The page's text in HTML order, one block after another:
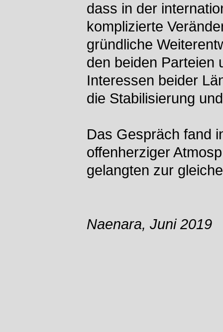
dass in der
komplizierte
gründliche
den beiden Parteien
Interessen beider
die Stabilisierung
Das Gespräch fand
offenherziger
gelangten zur
Naenara, Juni 2019